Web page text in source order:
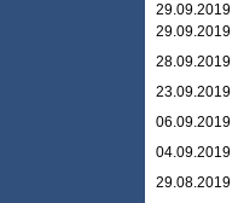
29.09.2019
29.09.2019
28.09.2019
23.09.2019
06.09.2019
04.09.2019
29.08.2019